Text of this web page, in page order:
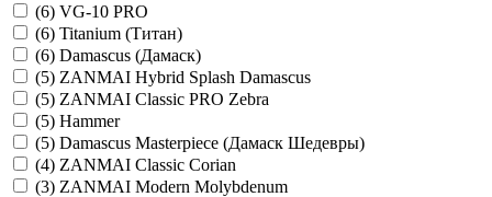
(6) VG-10 PRO
(6) Titanium (Титан)
(6) Damascus (Дамаск)
(5) ZANMAI Hybrid Splash Damascus
(5) ZANMAI Classic PRO Zebra
(5) Hammer
(5) Damascus Masterpiece (Дамаск Шедевры)
(4) ZANMAI Classic Corian
(3) ZANMAI Modern Molybdenum